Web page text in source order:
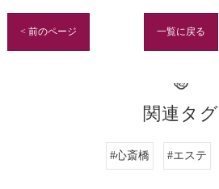
< 前のページ 一覧に戻る
関連タグ
#心斎橋 #エステ